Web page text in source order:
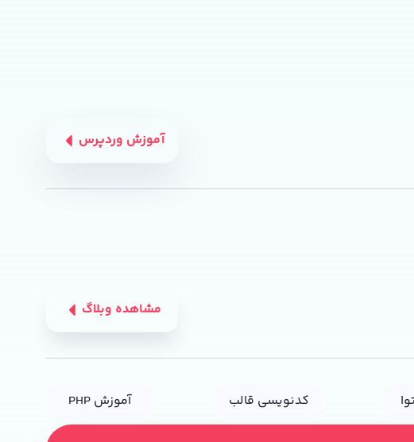
آموزش وردپرس
مشاهده وبلاگ
کدنویسی قالب آموزش PHP